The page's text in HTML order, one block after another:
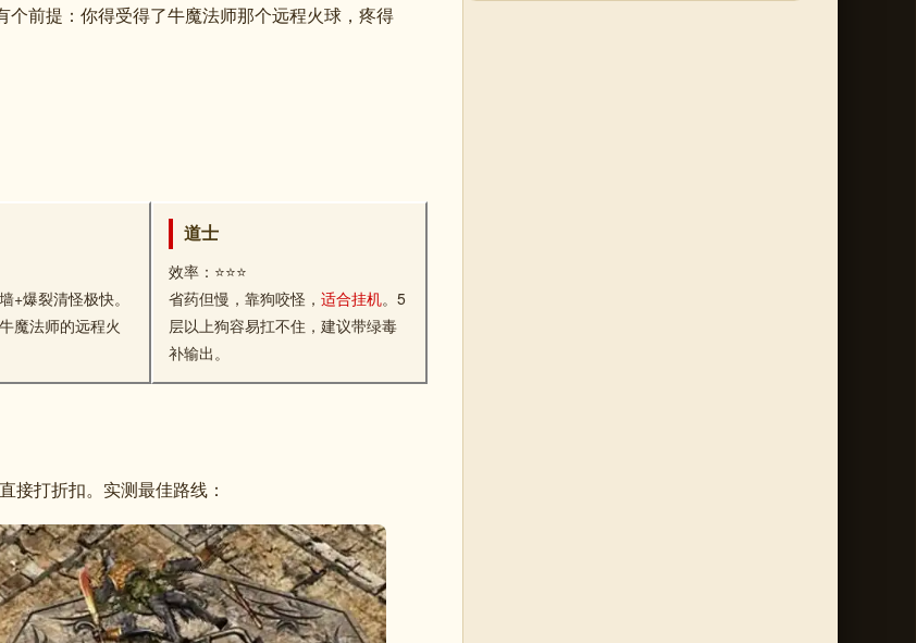
前提：你得受得了牛魔法师那个远程火球，疼得
+爆裂清怪极快。
魔法师的远程火
道士
效率：⭐⭐⭐
省药但慢，靠狗咬怪，适合挂机。5
层以上狗容易扛不住，建议带绿毒
补输出。
接打折扣。实测最佳路线：